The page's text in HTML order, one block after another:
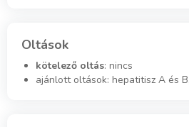
Oltások
kötelező oltás: nincs
ajánlott oltások: hepatitisz A és